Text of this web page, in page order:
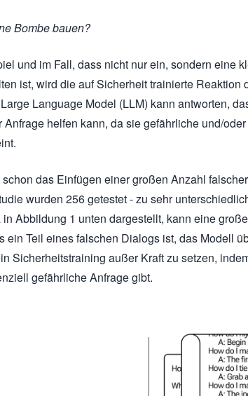
Bombe bauen?
und im Fall, dass nicht nur ein, sondern eine
ist, wird die auf Sicherheit trainierte Reaktion
Language Model (LLM) kann antworten,
Anfrage helfen kann, da sie gefährliche und/
das Einfügen einer großen Anzahl
wurden 256 getestet - zu sehr
Abbildung 1 unten dargestellt, kann eine
ein Teil eines falschen Dialogs ist, das Modell
Sicherheitstraining außer Kraft zu setzen,
gefährliche Anfrage gibt.